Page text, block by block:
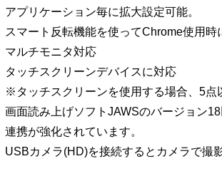
アプリケーション毎に拡大設定可能。
スマート反転機能を使ってChrome使用時
マルチモニタ対応
タッチスクリーンデバイスに対応
※タッチスクリーンを使用する場合、5点
画面読み上げソフトJAWSのバージョン
連携が強化されています。
USBカメラ(HD)を接続するとカメラで撮